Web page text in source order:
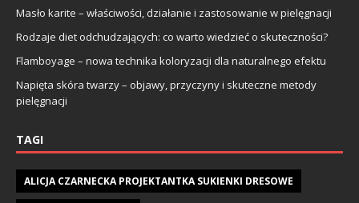
Masło karite – właściwości, działanie i zastosowanie w pielęgnacji
Rodzaje diet odchudzających: co warto wiedzieć o skuteczności?
Flamboyage – nowa technika koloryzacji dla naturalnego efektu
Napięta skóra twarzy – objawy, przyczyny i skuteczne metody
pielęgnacji
TAGI
ALICJA CZARNECKA PROJEKTANTKA SUKIENKI DRESOWE